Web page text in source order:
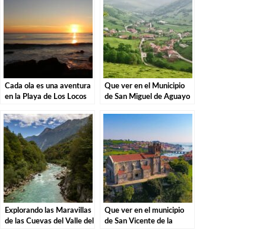
escapada
Cada ola es una aventura
en la Playa de Los Locos
Que ver en el Municipio
de San Miguel de Aguayo
Explorando las Maravillas
de las Cuevas del Valle del
Que ver en el municipio
de San Vicente de la